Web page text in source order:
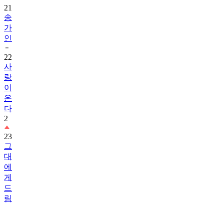
21
송
가
인
22
사
랑
이
온
다
2
23
그
대
에
게
드
림